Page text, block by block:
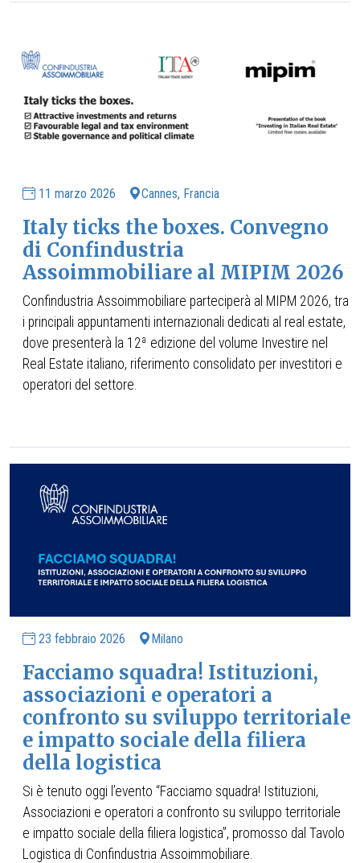
11 marzo 2026 Cannes, Francia
Italy ticks the boxes. Convegno
di Confindustria
Assoimmobiliare al MIPIM 2026
Confindustria Assoimmobiliare parteciperà al MIPM 2026, tra
i principali appuntamenti internazionali dedicati al real estate,
dove presenterà la 12ª edizione del volume Investire nel
Real Estate italiano, riferimento consolidato per investitori e
operatori del settore.
23 febbraio 2026 Milano
Facciamo squadra! Istituzioni,
associazioni e operatori a
confronto su sviluppo territoriale
e impatto sociale della filiera
della logistica
Si è tenuto oggi l’evento “Facciamo squadra! Istituzioni,
Associazioni e operatori a confronto su sviluppo territoriale
e impatto sociale della filiera logistica”, promosso dal Tavolo
Logistica di Confindustria Assoimmobiliare.